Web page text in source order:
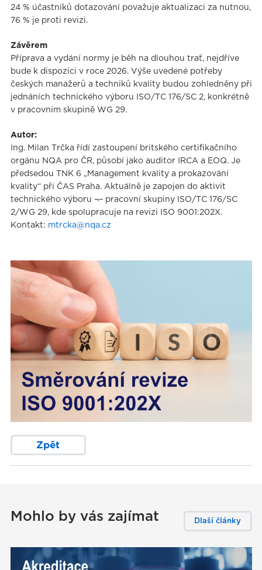
24 % účastníků dotazování považuje aktualizaci za nutnou,
76 % je proti revizi.
Závěrem
Příprava a vydání normy je běh na dlouhou trať, nejdříve
bude k dispozici v roce 2026. Výše uvedené potřeby
českých manažerů a techniků kvality budou zohledněny při
jednáních technického výboru ISO/TC 176/SC 2, konkrétně
v pracovním skupině WG 29.
Autor:
Ing. Milan Trčka řídí zastoupení britského certifikačního
orgánu NQA pro ČR, působí jako auditor IRCA a EOQ. Je
předsedou TNK 6 „Management kvality a prokazování
kvality“ při ČAS Praha. Aktuálně je zapojen do aktivit
technického výboru ¬– pracovní skupiny ISO/TC 176/SC
2/WG 29, kde spolupracuje na revizi ISO 9001:202X.
Kontakt: mtrcka@nqa.cz
Zpět
Dlaší články
Mohlo by vás zajímat